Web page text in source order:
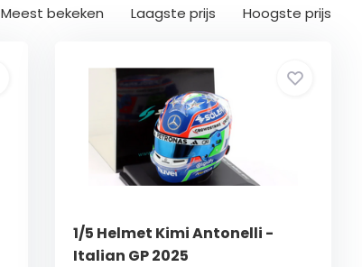
Meest bekeken Laagste prijs Hoogste prijs
1/5 Helmet Kimi Antonelli -
Italian GP 2025